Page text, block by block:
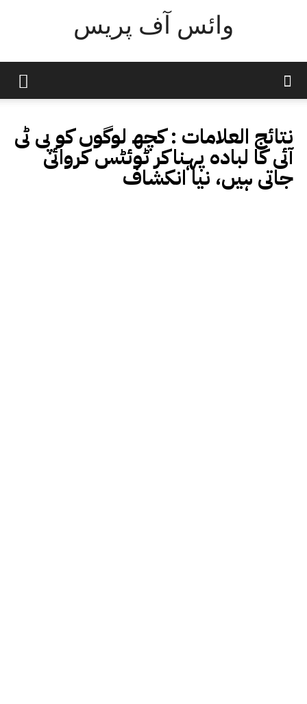
وائس آف پریس
نتائج العلامات :کچھ لوگوں کو پی ٹی
آئی کا لبادہ پہناکر ٹوئٹس کروائی
جاتی ہیں، نیا انکشاف